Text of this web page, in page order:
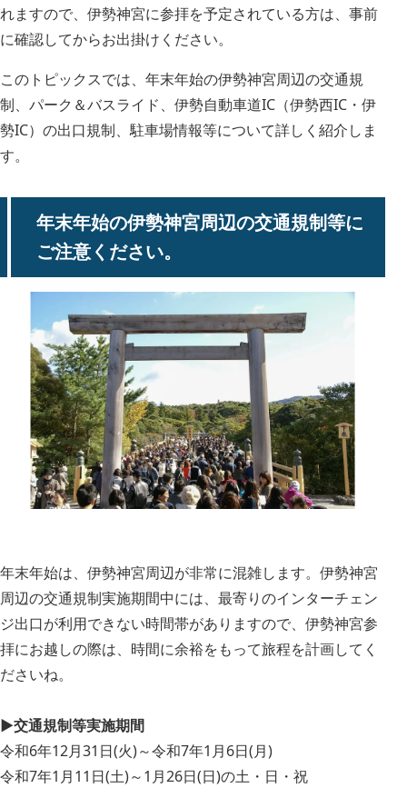
れますので、伊勢神宮に参拝を予定されている方は、事前
に確認してからお出掛けください。
このトピックスでは、年末年始の伊勢神宮周辺の交通規
制、パーク＆バスライド、伊勢自動車道IC（伊勢西IC・伊
勢IC）の出口規制、駐車場情報等について詳しく紹介しま
す。
年末年始の伊勢神宮周辺の交通規制等に
ご注意ください。
年末年始は、伊勢神宮周辺が非常に混雑します。伊勢神宮
周辺の交通規制実施期間中には、最寄りのインターチェン
ジ出口が利用できない時間帯がありますので、伊勢神宮参
拝にお越しの際は、時間に余裕をもって旅程を計画してく
ださいね。
▶交通規制等実施期間
令和6年12月31日(火)～令和7年1月6日(月)
令和7年1月11日(土)～1月26日(日)の土・日・祝